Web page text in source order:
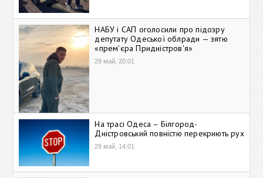
НАБУ і САП оголосили про підозру
депутату Одеської облради — зятю
«прем'єра Придністров'я»
29 май, 20:01
На трасі Одеса – Білгород-
Дністровський повністю перекриють рух
29 май, 14:01